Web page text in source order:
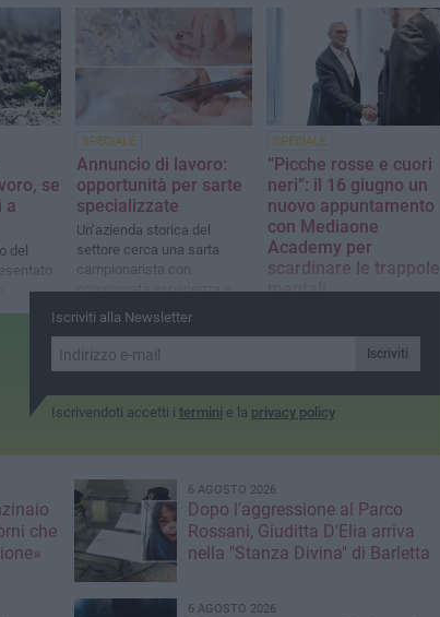
Circolo Tennis “Hugo
Simmen”
se
a
del
SPECIALE
Annuncio di lavoro:
opportunità per sarte
specializzate
Un’azienda storica del
settore cerca una sarta
campionarista con
comprovata esperienza e
un’addetta alla macchina
SPECIALE
“Picche rosse e cuori
neri”: il 16 giugno un
nuovo appuntamento
con Mediaone
Academy per
scardinare le trappole
mentali
di networking e crescita
personale aperto alla
cittadinanza
Iscriviti alla Newsletter
Iscriviti
Iscrivendoti accetti i termini e la privacy policy
che
6 AGOSTO 2026
Dopo l'aggressione al Parco
Rossani, Giuditta D'Elia arriva
nella "Stanza Divina" di Barletta
6 AGOSTO 2026